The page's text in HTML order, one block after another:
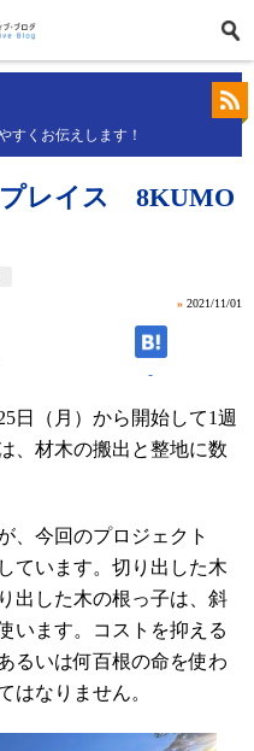
すくお伝えします！
プレイス 8KUMO
» 2021/11/01
-
日（月）から開始して1週
、材木の搬出と整地に数
、今回のプロジェクト
ています。切り出した木
出した木の根っ子は、斜
います。コストを抑える
るいは何百根の命を使わ
はなりません。